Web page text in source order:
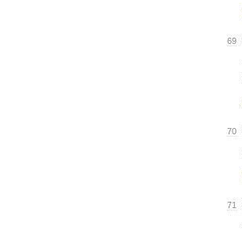
69
70
71